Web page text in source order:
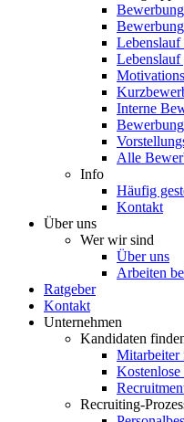
Lebenslauf
Lebenslauf
Interne
Alle
Info
Häufig
Kontakt
Über uns
Wer wir sind
Über uns
Arbeiten
Ratgeber
Kontakt
Unternehmen
Kandidaten
Mitarbeiter
Kostenlose
Recruiting-